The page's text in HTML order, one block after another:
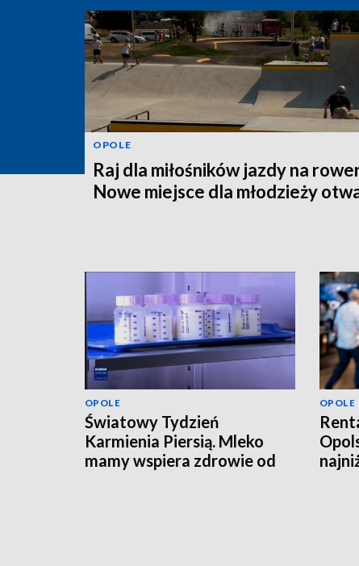
OPOLE
Raj dla miłośników jazdy na
Nowe miejsce dla młodzieży
OPOLE
Światowy Tydzień
Karmienia Piersią. Mleko
mamy wspiera zdrowie od
OPOLE